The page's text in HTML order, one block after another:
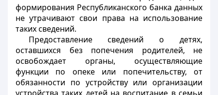
формирования Республиканского банка данных
не утрачивают свои права на использование
таких сведений.
Предоставление сведений о детях,
оставшихся без попечения родителей, не
освобождает органы, осуществляющие
функции по опеке или попечительству, от
обязанности по устройству или организации